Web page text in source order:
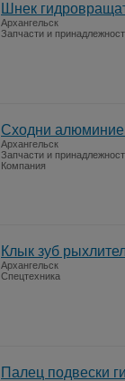
Шнек
Архангельск
Запчасти и
Сходни
Архангельск
Запчасти и
Компания
Клык зуб
Архангельск
Спецтехника
Палец подвески